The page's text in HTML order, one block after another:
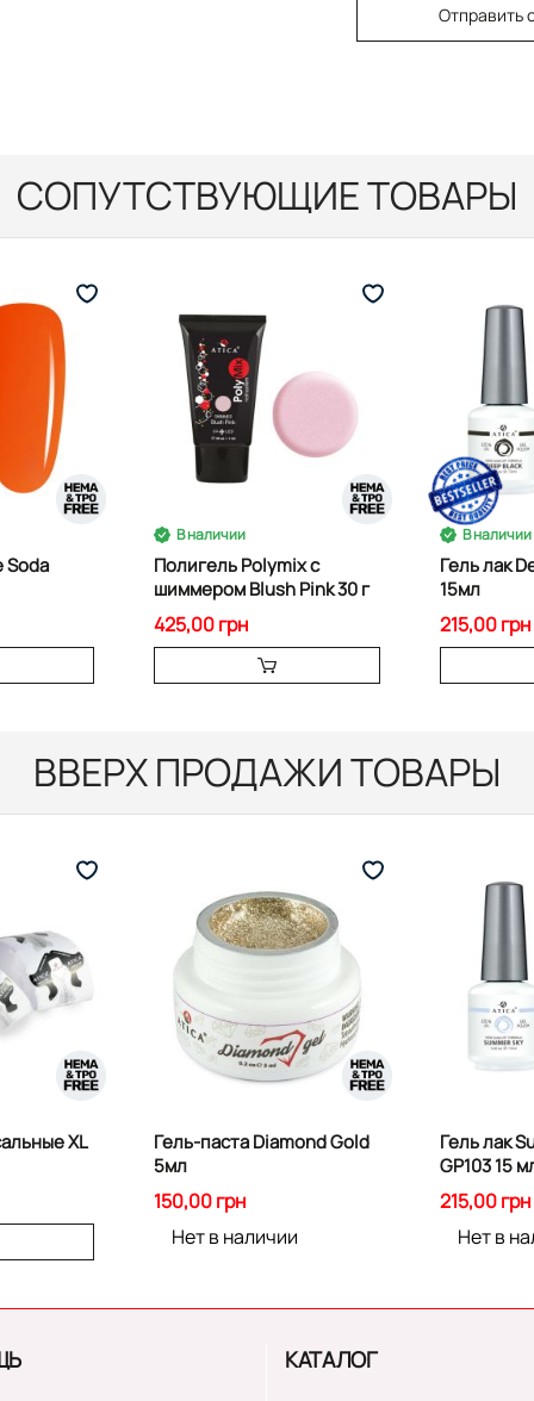
Отправить
СОПУТСТВУЮЩИЕ ТОВАРЫ
Soda
В наличии
Полигель Polymix с
шиммером Blush Pink 30 г
425,00 грн
В наличии
Гель лак
15мл
215,00 грн
ВВЕРХ ПРОДАЖИ ТОВАРЫ
XL
Гель-паста Diamond Gold
5мл
150,00 грн
Нет в наличии
Гель лак
GP103 15
215,00 грн
Нет в
КАТАЛОГ